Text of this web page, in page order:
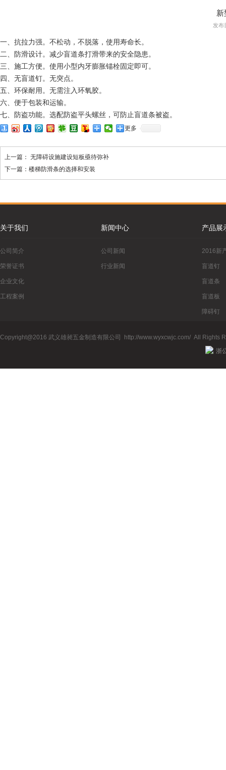
新
发布
一、抗拉力强。不松动，不脱落，使用寿命长。
二、防滑设计。减少盲道条打滑带来的安全隐患。
三、施工方便。使用小型内牙膨胀锚栓固定即可。
四、无盲道钉。无突点。
五、环保耐用。无需注入环氧胶。
六、便于包装和运输。
七、防盗功能。选配防盗平头螺丝，可防止盲道条被盗。
更多
上一篇： 无障碍设施建设短板亟待弥补
下一篇： 楼梯防滑条的选择和安装
关于我们
公司简介
荣誉证书
企业文化
工程案例
新闻中心
公司新闻
行业新闻
产品展
2016新
盲道钉
盲道条
盲道板
障碍钉
Copyright@2016 武义雄昶五金制造有限公司
http://www.wyxcwjc.com/ All Rights
浙